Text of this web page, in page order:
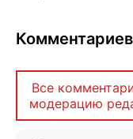
Все
модерацию